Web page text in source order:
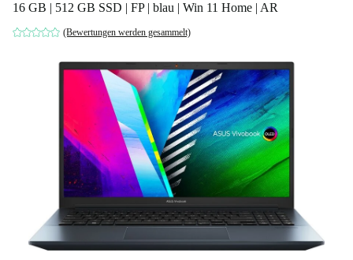
16 GB | 512 GB SSD | FP | blau | Win 11 Home | AR
(Bewertungen werden gesammelt)